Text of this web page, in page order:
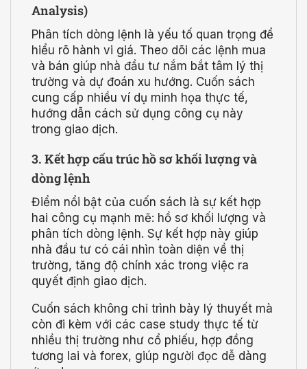
Analysis)
Phân tích dòng lệnh là yếu tố quan trọng để
hiểu rõ hành vi giá. Theo dõi các lệnh mua
và bán giúp nhà đầu tư nắm bắt tâm lý thị
trường và dự đoán xu hướng. Cuốn sách
cung cấp nhiều ví dụ minh họa thực tế,
hướng dẫn cách sử dụng công cụ này
trong giao dịch.
3. Kết hợp cấu trúc hồ sơ khối lượng và
dòng lệnh
Điểm nổi bật của cuốn sách là sự kết hợp
hai công cụ mạnh mẽ: hồ sơ khối lượng và
phân tích dòng lệnh. Sự kết hợp này giúp
nhà đầu tư có cái nhìn toàn diện về thị
trường, tăng độ chính xác trong việc ra
quyết định giao dịch.
Cuốn sách không chỉ trình bày lý thuyết mà
còn đi kèm với các case study thực tế từ
nhiều thị trường như cổ phiếu, hợp đồng
tương lai và forex, giúp người đọc dễ dàng